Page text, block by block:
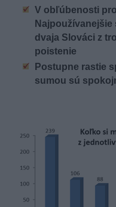
V obľúbenosti
dvaja Slováci z
poistenie
Postupne rastie
sumou sú